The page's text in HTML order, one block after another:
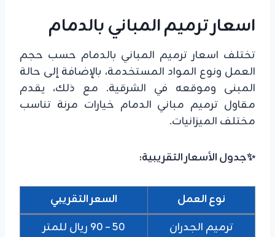
اسعار ترميم المباني بالدمام
تختلف اسعار ترميم المباني بالدمام حسب حجم
العمل ونوع المواد المستخدمة، بالإضافة إلى حالة
المبنى وموقعه في الشرقية. مع ذلك، يقدم
مقاول ترميم مباني الدمام خيارات مرنة تناسب
مختلف الميزانيات.
✨جدول الأسعار التقريبية:
نوع العمل
السعر التقريبي
ترميم الجدران
50 – 90 ريال للمتر